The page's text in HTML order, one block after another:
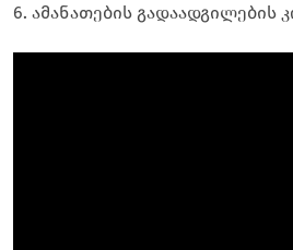
6. ამანათების